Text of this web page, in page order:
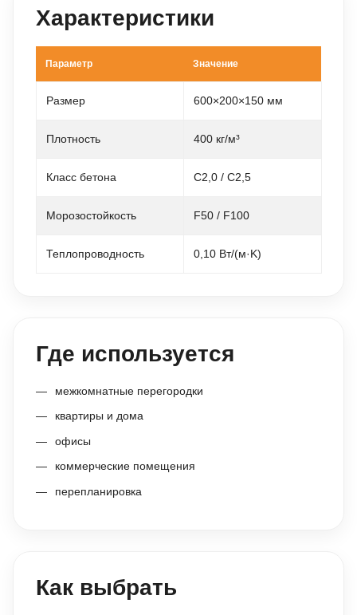
Характеристики
Параметр Значение
Размер 600×200×150 мм
Плотность 400 кг/м³
Класс бетона С2,0 / С2,5
Морозостойкость F50 / F100
Теплопроводность 0,10 Вт/(м·K)
Где используется
межкомнатные перегородки
квартиры и дома
офисы
коммерческие помещения
перепланировка
Как выбрать